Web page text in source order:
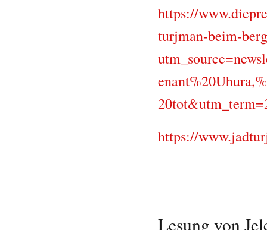
https://
turjman-beim-
https://
Lesung von